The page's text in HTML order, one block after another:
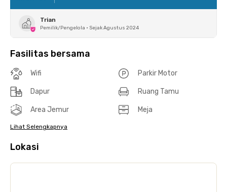
Trian
Pemilik/Pengelola • Sejak Agustus 2024
Fasilitas bersama
Wifi Parkir Motor
Dapur Ruang Tamu
Area Jemur Meja
Lihat Selengkapnya
Lokasi